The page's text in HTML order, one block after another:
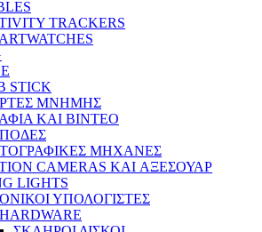
TRACKERS
STICK
ΜΝΗΜΗΣ
ΚΑΙ ΒΙΝΤΕΟ
ΜΗΧΑΝΕΣ
CAMERAS KAI ΑΞΕΣΟΥΑΡ
LIGHTS
ΥΠΟΛΟΓΙΣΤΕΣ